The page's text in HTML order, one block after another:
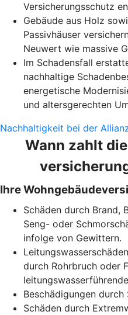
Versicherungsschutz
Gebäude aus Holz
Passivhäuser
Neuwert wie massive
Im Schadensfall
nachhaltige
energetische
und altersgerechten
Nachhaltigkeit bei der
Wann zahlt
Ihre
Schäden durch Brand,
Seng- oder
infolge von Gewittern.
durch Rohrbruch oder
Beschädigungen durch
Schäden durch